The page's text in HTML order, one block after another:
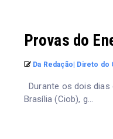
Provas do
Da Redação| Direto
Durante os dois
Brasília (Ciob), g...